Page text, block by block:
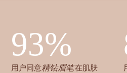
93%
用户同意精钻眉笔在肌肤